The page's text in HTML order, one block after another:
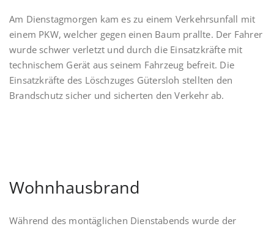
Am Dienstagmorgen kam es zu einem Verkehrsunfall mit
einem PKW, welcher gegen einen Baum prallte. Der Fahrer
wurde schwer verletzt und durch die Einsatzkräfte mit
technischem Gerät aus seinem Fahrzeug befreit. Die
Einsatzkräfte des Löschzuges Gütersloh stellten den
Brandschutz sicher und sicherten den Verkehr ab.
Wohnhausbrand
Während des montäglichen Dienstabends wurde der